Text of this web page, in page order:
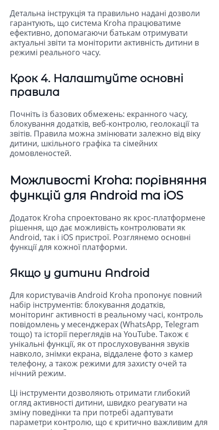
Детальна інструкція та правильно надані дозволи
гарантують, що система Kroha працюватиме
ефективно, допомагаючи батькам отримувати
актуальні звіти та моніторити активність дитини в
режимі реального часу.
Крок 4. Налаштуйте основні
правила
Почніть із базових обмежень: екранного часу,
блокування додатків, веб-контролю, геолокації та
звітів. Правила можна змінювати залежно від віку
дитини, шкільного графіка та сімейних
домовленостей.
Можливості Kroha: порівняння
функцій для Android та iOS
Додаток Kroha спроектовано як крос-платформене
рішення, що дає можливість контролювати як
Android, так і iOS пристрої. Розглянемо основні
функції для кожної платформи.
Якщо у дитини Android
Для користувачів Android Kroha пропонує повний
набір інструментів: блокування додатків,
моніторинг активності в реальному часі, контроль
повідомлень у месенджерах (WhatsApp, Telegram
тощо) та історії переглядів на YouTube. Також є
унікальні функції, як от прослуховування звуків
навколо, знімки екрана, віддалене фото з камер
телефону, а також режими для захисту очей та
нічний режим.
Ці інструменти дозволяють отримати глибокий
огляд активності дитини, швидко реагувати на
зміну поведінки та при потребі адаптувати
параметри контролю, що є критично важливим для